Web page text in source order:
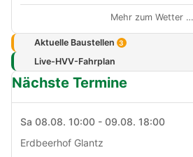
Mehr zum Wetter …
Aktuelle Baustellen 3
Live-HVV-Fahrplan
Nächste Termine
Sa 08.08. 10:00 - 09.08. 18:00
Erdbeerhof Glantz